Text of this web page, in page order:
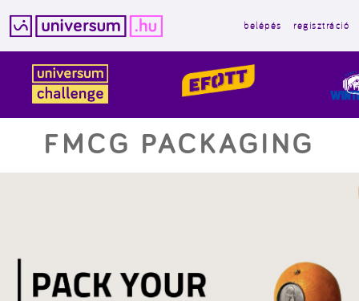
tartalomba
belépés regisztráció
FMCG PACKAGING